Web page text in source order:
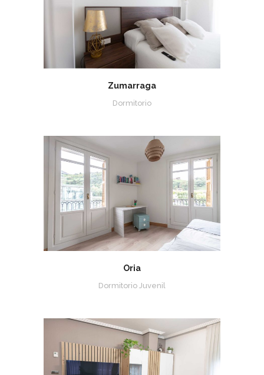
Zumarraga
Dormitorio
Oria
Dormitorio Juvenil